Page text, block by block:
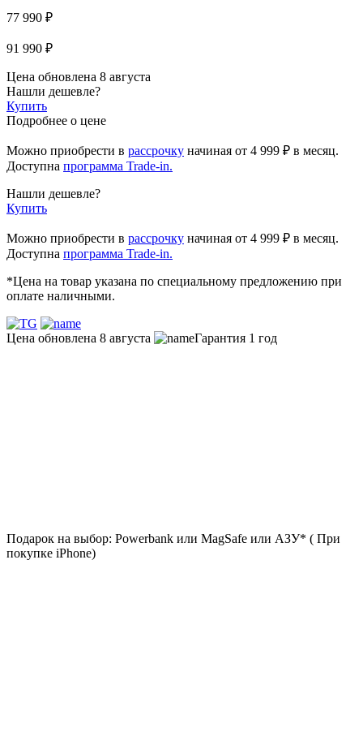
77 990 ₽
91 990 ₽
Цена обновлена 8 августа
Нашли дешевле?
Купить
Подробнее о цене
Можно приобрести в рассрочку начиная от 4 999 ₽ в месяц.
Доступна программа Trade-in.
Нашли дешевле?
Купить
Можно приобрести в рассрочку начиная от 4 999 ₽ в месяц.
Доступна программа Trade-in.
*Цена на товар указана по специальному предложению при
оплате наличными.
Цена обновлена 8 августа Гарантия 1 год
Подарок на выбор: Powerbank или MagSafe или AЗУ* ( При
покупке iPhone)